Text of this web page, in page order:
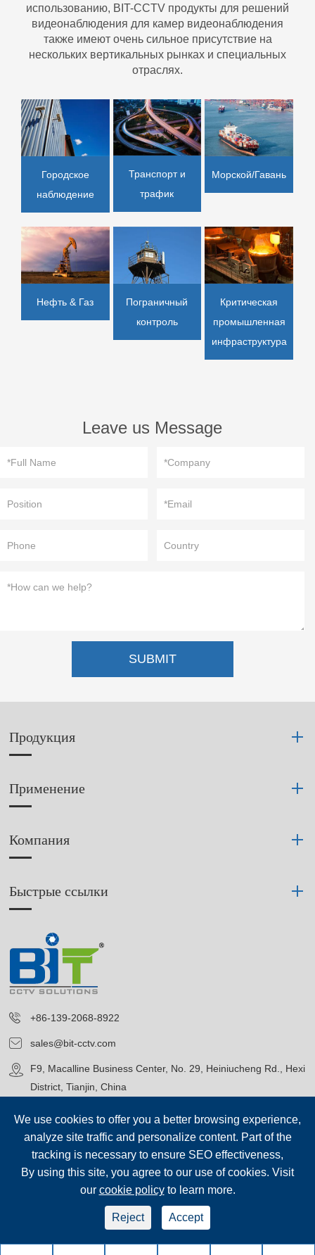
использованию, BIT-CCTV продукты для решений
видеонаблюдения для камер видеонаблюдения
также имеют очень сильное присутствие на
нескольких вертикальных рынках и специальных
отраслях.
Городское
наблюдение
Транспорт и
трафик
Морской/Гавань
Нефть & Газ
Пограничный
контроль
Критическая
промышленная
инфраструктура
Leave us Message
SUBMIT
Продукция
Применение
Компания
Быстрые ссылки
+86-139-2068-8922
sales@bit-cctv.com
F9, Macalline Business Center, No. 29, Heiniucheng Rd., Hexi
District, Tianjin, China
Авторские права© Blue Icon (Tianjin) Technology Co., Ltd.
права защищены.
sep-footer
Карта сайта
Политика конфиденциальности
We use cookies to offer you a better browsing experience,
analyze site traffic and personalize content. Part of the
tracking is necessary to ensure SEO effectiveness,
By using this site, you agree to our use of cookies. Visit
our cookie policyto learn more.
Reject Accept